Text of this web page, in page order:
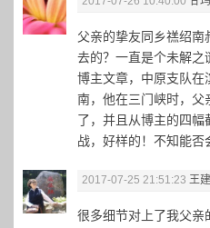
父亲的挚友同乡禚绍南
去的？一直是个未解之
博主文章，中原支队在
南，他在三门峡时，父
了，并且从博主的四
战，好样的！不知能否
2017-07-25 21:51:23 王
很多细节对上了我父亲